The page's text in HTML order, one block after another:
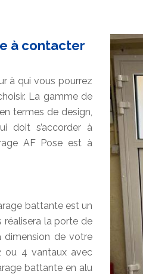
à contacter
à qui vous pourrez
La gamme de
termes de design,
doit s’accorder à
AF Pose est à
battante est un
réalisera la porte de
dimension de votre
ou 4 vantaux avec
battante en alu